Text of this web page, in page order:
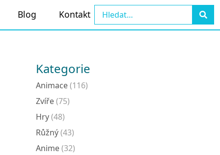
Blog Kontakt
Kategorie
Animace(116)
Zvíře(75)
Hry(48)
Růžný(43)
Anime(32)